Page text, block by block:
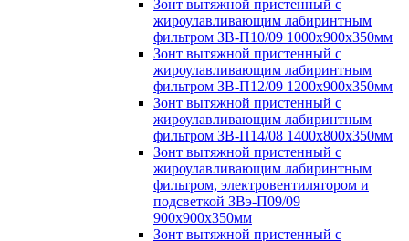
Зонт вытяжной пристенный с
жироулавливающим лабиринтным
фильтром ЗВ-П10/09 1000х900х350мм
Зонт вытяжной пристенный с
жироулавливающим лабиринтным
фильтром ЗВ-П12/09 1200х900х350мм
Зонт вытяжной пристенный с
жироулавливающим лабиринтным
фильтром ЗВ-П14/08 1400х800х350мм
Зонт вытяжной пристенный с
жироулавливающим лабиринтным
фильтром, электровентилятором и
подсветкой ЗВэ-П09/09
900х900х350мм
Зонт вытяжной пристенный с